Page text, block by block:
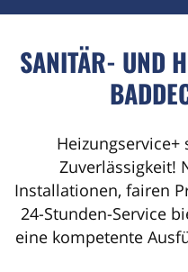
SANITÄR- UND
Zuverlässigkeit!
Installationen, fairen
24-Stunden-Service
eine kompetente